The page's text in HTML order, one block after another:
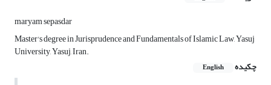
maryam sepasdar
Master's degree in Jurisprudence and Fundamentals of Islamic Law, Yasuj
University, Yasuj, Iran.
چکیده
English